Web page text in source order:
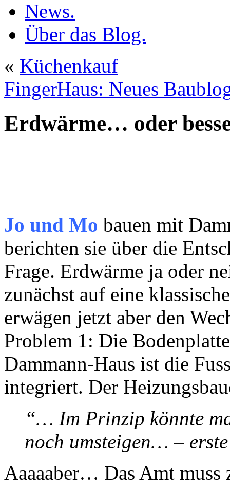
News.
Über das Blog.
« Küchenkauf
FingerHaus: Neues
Erdwärme… oder
Jo und Mo bauen mit
berichten sie über die
Frage. Erdwärme ja oder
zunächst auf eine
erwägen jetzt aber den
Problem 1: Die
Dammann-Haus ist die
integriert. Der
“… Im Prinzip könnte
noch umsteigen… –
Aaaaaber… Das Amt